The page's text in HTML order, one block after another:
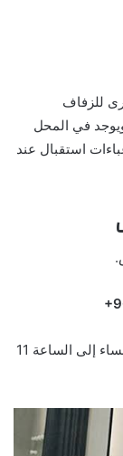
للزفاف
في المحل
استقبال عند
: جميع أيام الأسبوع من الساعة 4 مساء إلى الساعة 11